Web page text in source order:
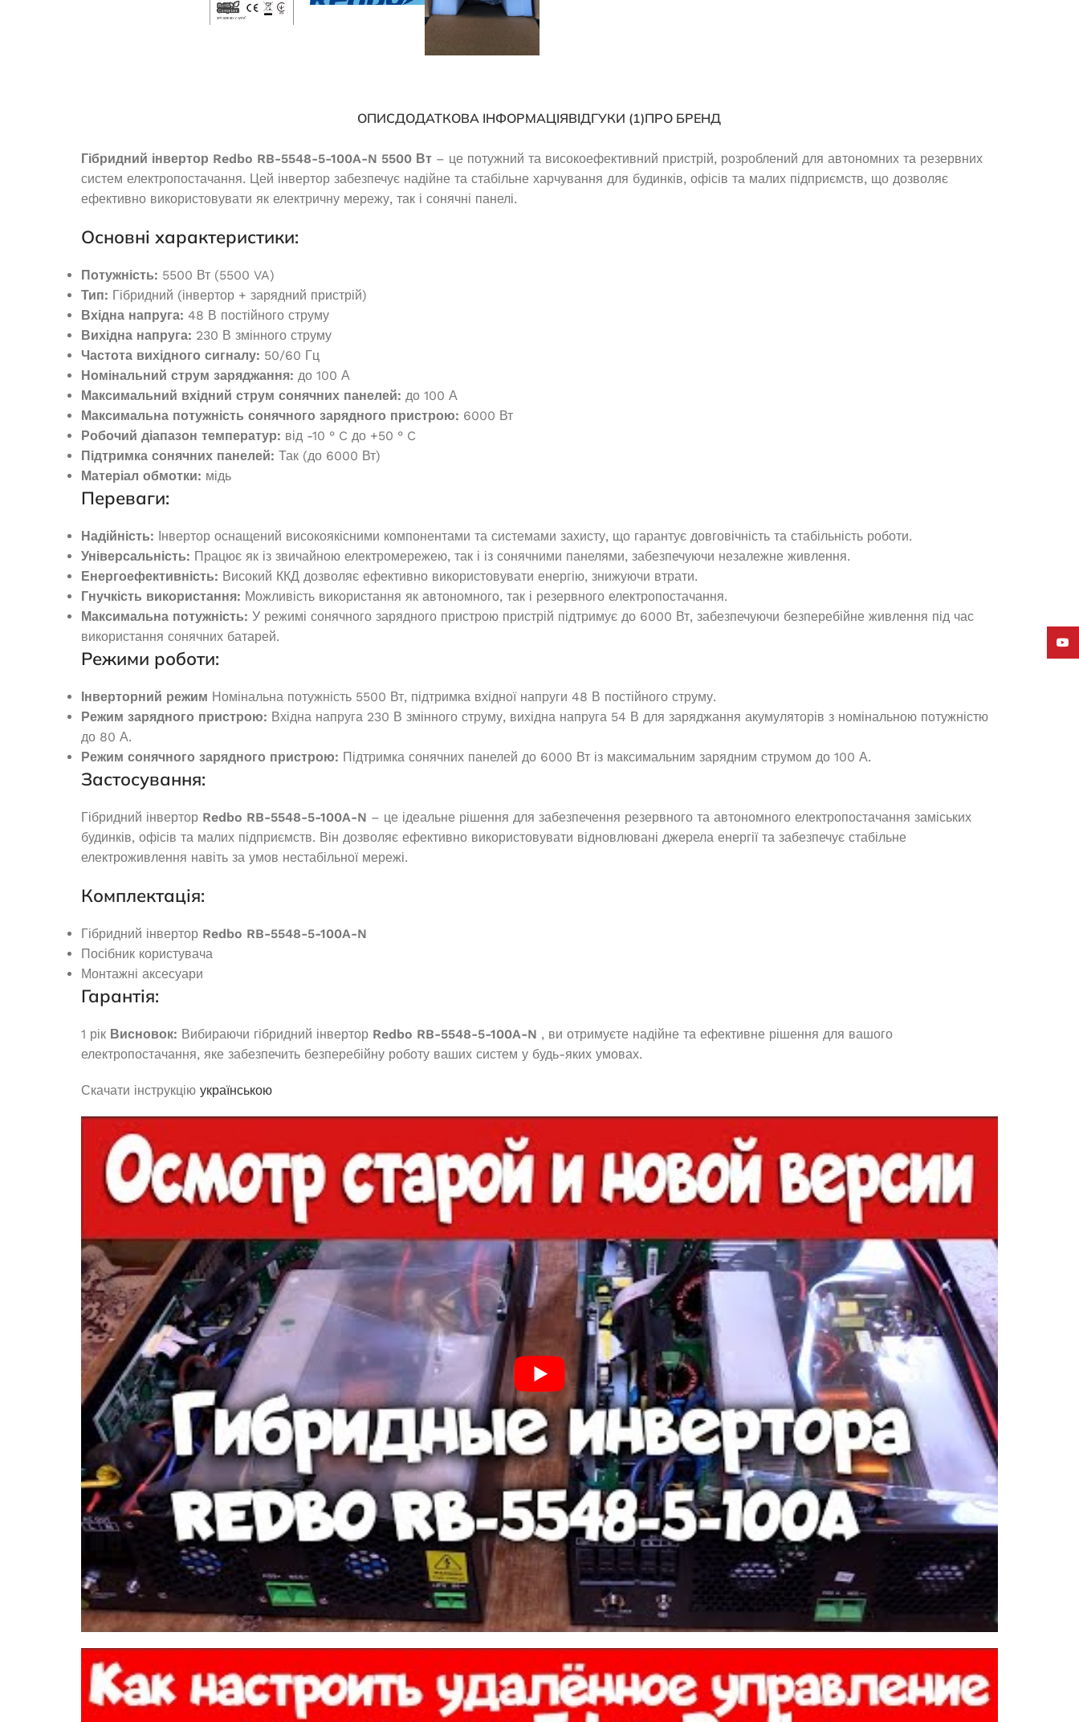
Генератор дизельный Edon
закрытого типа мощностью 30
кВт
Немає в наявності
421 785,0₴
ЧИТАТИ ДАЛІ В наявності
ДОДАТИ В КОШИК
Інверторний генератор Narva
NGI-2500 2.3/2.5кВт
В наявності
16 562,0₴
ДОДАТИ В КОШИК
Дизельний генератор Edon DPG-
В наявності
ДОДАТИ В КОШИК
В наявності
ДОДАТИ В КОШИК
кВт
ДОДАТИ В КОШИК
ОПИСДОДАТКОВА ІНФОРМАЦІЯВІДГУКИ (1)ПРО БРЕНД
Гібридний інвертор Redbo RB-5548-5-100A-N 5500 Вт– це потужний та високоефективний пристрій, розроблений для автономних та резервних
систем електропостачання. Цей інвертор забезпечує надійне та стабільне харчування для будинків, офісів та малих підприємств, що дозволяє
ефективно використовувати як електричну мережу, так і сонячні панелі.
Основні характеристики:
Потужність: 5500 Вт (5500 VA)
Тип: Гібридний (інвертор + зарядний пристрій)
Вхідна напруга: 48 В постійного струму
Вихідна напруга: 230 В змінного струму
Частота вихідного сигналу: 50/60 Гц
Номінальний струм заряджання: до 100 А
Максимальний вхідний струм сонячних панелей: до 100 А
Максимальна потужність сонячного зарядного пристрою: 6000 Вт
Робочий діапазон температур: від -10 ° C до +50 ° C
Підтримка сонячних панелей: Так (до 6000 Вт)
Матеріал обмотки: мідь
Переваги:
Надійність: Інвертор оснащений високоякісними компонентами та системами захисту, що гарантує довговічність та стабільність роботи.
Універсальність: Працює як із звичайною електромережею, так і із сонячними панелями, забезпечуючи незалежне живлення.
Енергоефективність: Високий ККД дозволяє ефективно використовувати енергію, знижуючи втрати.
Гнучкість використання: Можливість використання як автономного, так і резервного електропостачання.
Максимальна потужність: У режимі сонячного зарядного пристрою пристрій підтримує до 6000 Вт, забезпечуючи безперебійне живлення під час
використання сонячних батарей.
Режими роботи:
Інверторний режим Номінальна потужність 5500 Вт, підтримка вхідної напруги 48 В постійного струму.
Режим зарядного пристрою: Вхідна напруга 230 В змінного струму, вихідна напруга 54 В для заряджання акумуляторів з номінальною потужністю
до 80 А.
Режим сонячного зарядного пристрою: Підтримка сонячних панелей до 6000 Вт із максимальним зарядним струмом до 100 А.
Застосування:
Гібридний інвертор Redbo RB-5548-5-100A-N – це ідеальне рішення для забезпечення резервного та автономного електропостачання заміських
будинків, офісів та малих підприємств. Він дозволяє ефективно використовувати відновлювані джерела енергії та забезпечує стабільне
електроживлення навіть за умов нестабільної мережі.
Комплектація:
Гібридний інвертор Redbo RB-5548-5-100A-N
Посібник користувача
Монтажні аксесуари
Гарантія:
1 рік Висновок: Вибираючи гібридний інвертор Redbo RB-5548-5-100A-N , ви отримуєте надійне та ефективне рішення для вашого
електропостачання, яке забезпечить безперебійну роботу ваших систем у будь-яких умовах.
Скачати інструкцію українською